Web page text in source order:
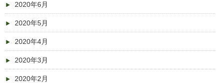
2020年6月
2020年5月
2020年4月
2020年3月
2020年2月